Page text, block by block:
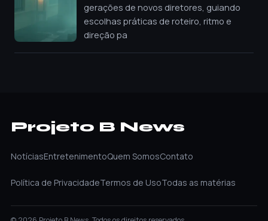
gerações de novos diretores, guiando
escolhas práticas de roteiro, ritmo e
direção pa
Projeto B News
NotíciasEntretenimentoQuem SomosContato
Política de PrivacidadeTermos de UsoTodas as matérias